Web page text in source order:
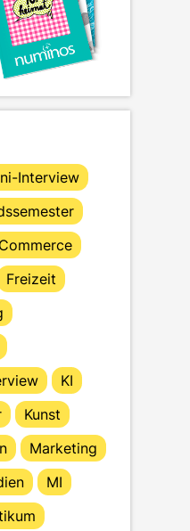
Interview
Freizeit
KI
Kunst
Marketing
MI